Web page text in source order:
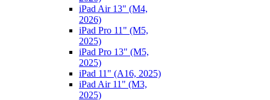
iPad Air 13" (M4,
2026)
iPad Pro 11" (M5,
2025)
iPad Pro 13" (M5,
2025)
iPad 11" (A16, 2025)
iPad Air 11" (M3,
2025)